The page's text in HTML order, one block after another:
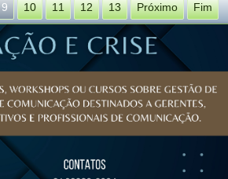
9 10 11 12 13 Próximo Fim